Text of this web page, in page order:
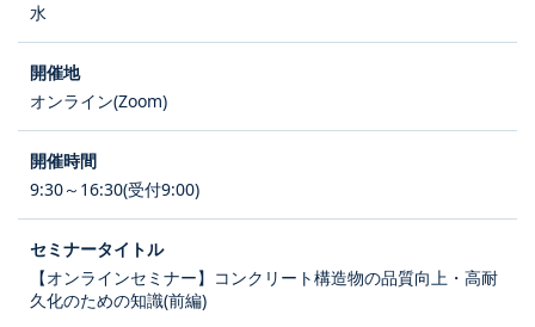
水
オンライン(Zoom)
9:30～16:30(受付9:00)
【オンラインセミナー】コンクリート構造物の品質向上・高耐
久化のための知識(前編)